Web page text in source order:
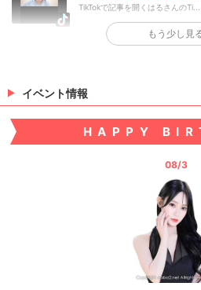
TikTokで記事を開くはるさんのTi...
もう少し見
イベント情報
HAPPY
08/3